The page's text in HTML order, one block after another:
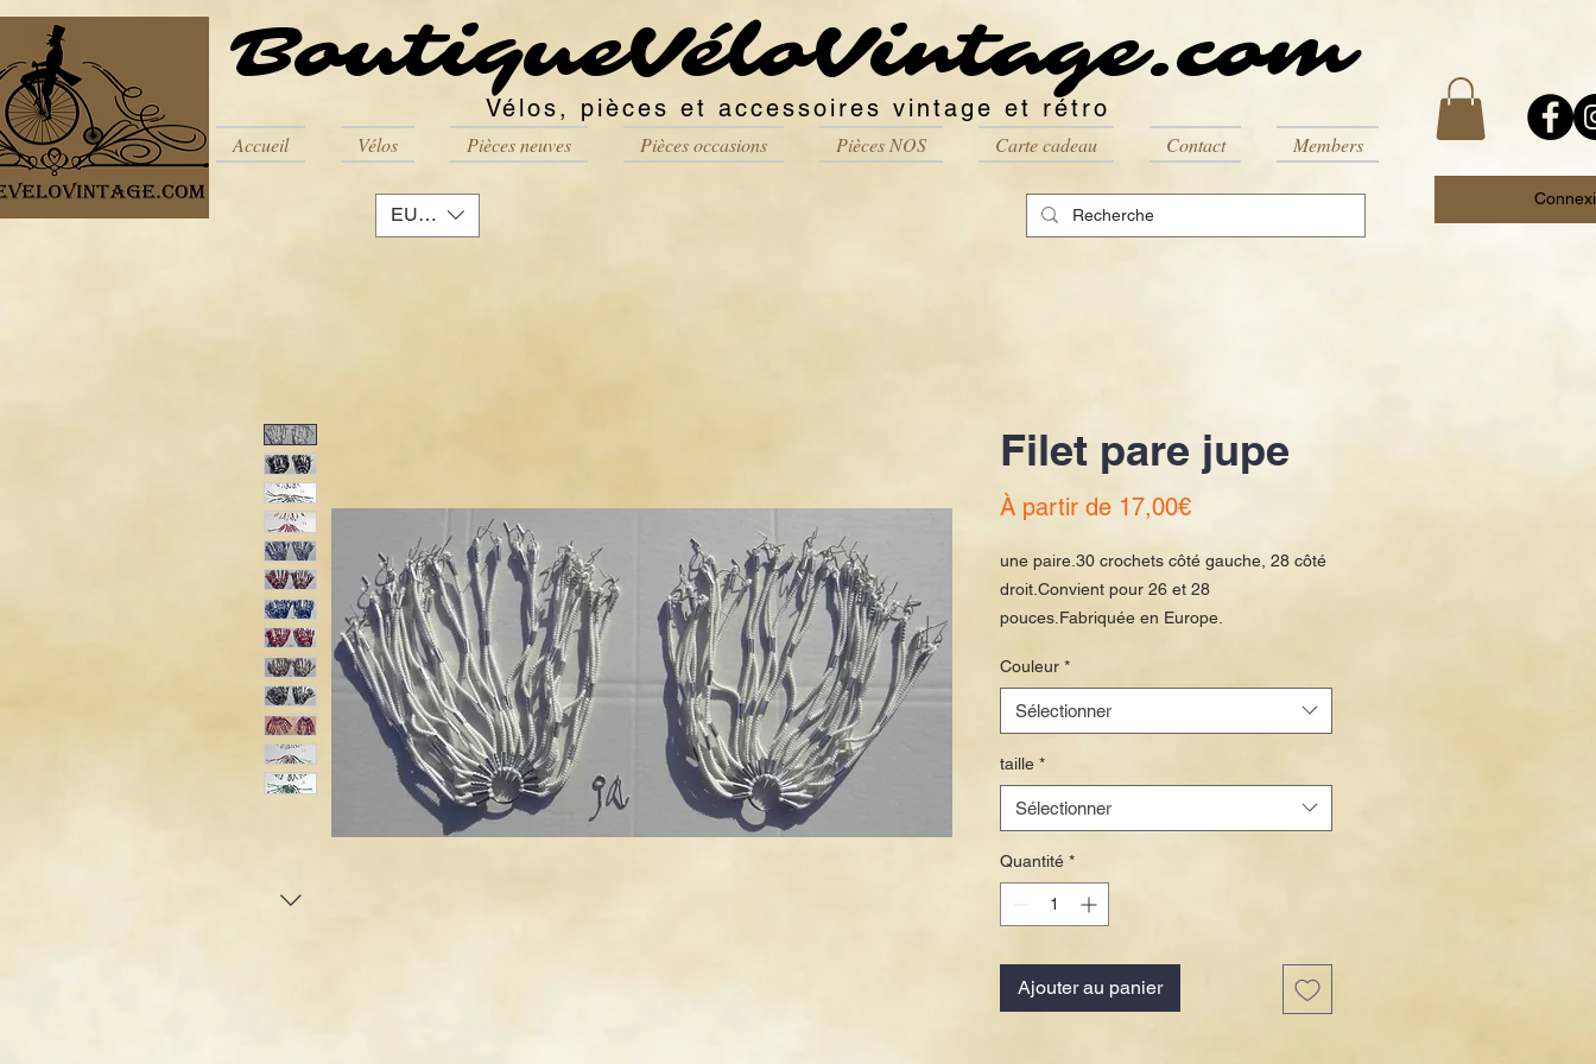
BoutiqueVéloVintage.com
Vélos, pièces et accessoires vintage et rétro
Accueil Vélos Pièces neuves Pièces occasions Pièces NOS Carte cadeau Contact Members
EUR (€)
Filet pare jupe
À partir de 17,00€Prix
une paire.30 crochets côté gauche, 28 côté
droit.Convient pour 26 et 28
pouces.Fabriquée en Europe.
Couleur *
Sélectionner
taille *
Sélectionner
Quantité *
Ajouter au panier